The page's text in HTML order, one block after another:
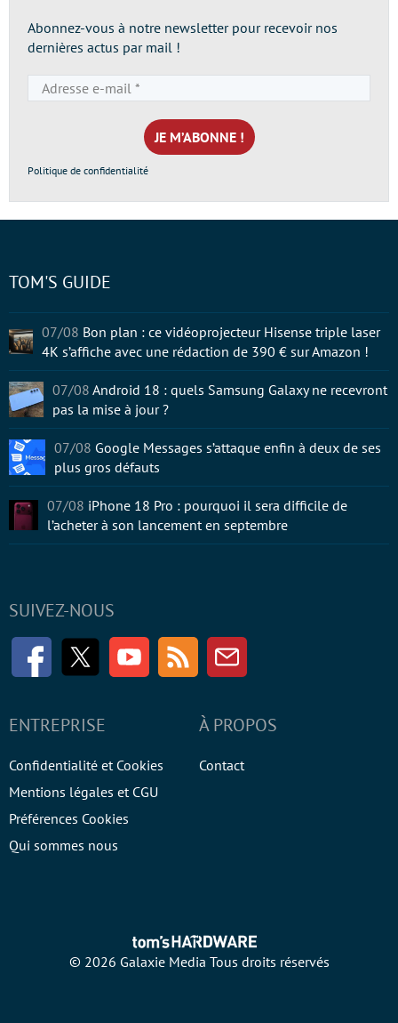
Abonnez-vous à notre newsletter pour recevoir nos
dernières actus par mail !
e-
mail
*
Politique de confidentialité
SUIVEZ-NOUS
FacebookTwitter Youtube RSS Newsletter
ENTREPRISE
Confidentialité et Cookies
Mentions légales et CGU
Préférences Cookies
Qui sommes nous
À PROPOS
Contact
© 2026 Galaxie Media Tous droits réservés
TOM'S GUIDE
07/08 Bon plan : ce vidéoprojecteur Hisense triple laser
4K s’affiche avec une rédaction de 390 € sur Amazon !
07/08 Android 18 : quels Samsung Galaxy ne recevront
pas la mise à jour ?
07/08 Google Messages s’attaque enfin à deux de ses
plus gros défauts
07/08 iPhone 18 Pro : pourquoi il sera difficile de
l’acheter à son lancement en septembre